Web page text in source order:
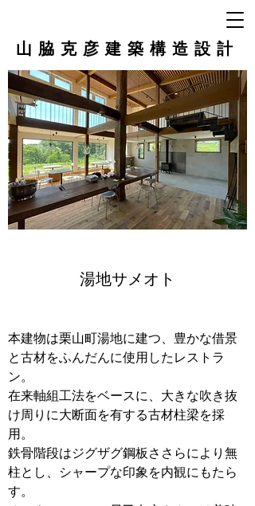
山脇克彦建築構造設計
湯地サメオト
本建物は栗山町湯地に建つ、豊かな借景
と古材をふんだんに使用したレストラ
ン。
在来軸組工法をベースに、大きな吹き抜
け周りに大断面を有する古材柱梁を採
用。
鉄骨階段はジグザグ鋼板ささらにより無
柱とし、シャープな印象を内観にもたら
す。